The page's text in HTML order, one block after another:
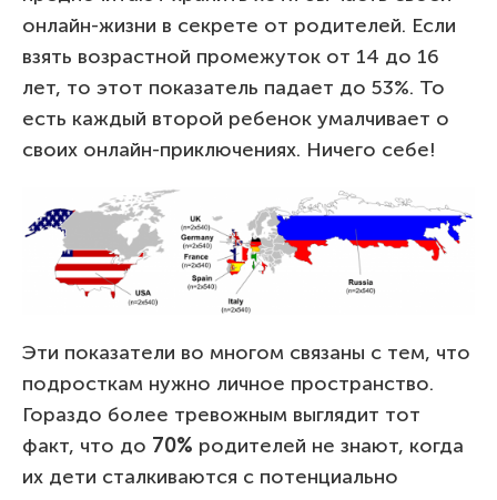
онлайн-жизни в секрете от родителей. Если
взять возрастной промежуток от 14 до 16
лет, то этот показатель падает до 53%. То
есть каждый второй ребенок умалчивает о
своих онлайн-приключениях. Ничего себе!
Эти показатели во многом связаны с тем, что
подросткам нужно личное пространство.
Гораздо более тревожным выглядит тот
факт, что до 70% родителей не знают, когда
их дети сталкиваются с потенциально